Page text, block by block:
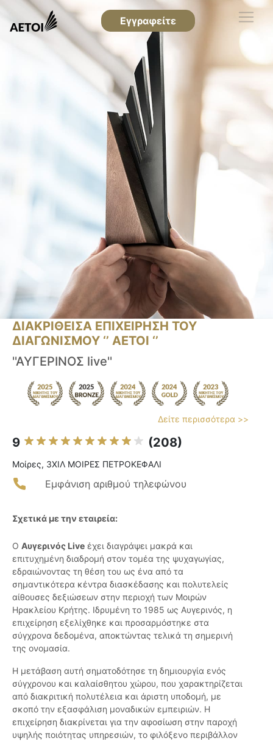
Εγγραφείτε
ΔΙΑΚΡΙΘΕΙΣΑ ΕΠΙΧΕΙΡΗΣΗ ΤΟΥ
ΔΙΑΓΩΝΙΣΜΟΥ ‘’ ΑΕΤΟΙ ‘’
''ΑΥΓΕΡΙΝΟΣ live''
Δείτε περισσότερα >>
9 (208)
Μοίρες, 3ΧΙΛ ΜΟΙΡΕΣ ΠΕΤΡΟΚΕΦΑΛΙ
Εμφάνιση αριθμού τηλεφώνου
Σχετικά με την εταιρεία:
Ο Αυγερινός Live έχει διαγράψει μακρά και
επιτυχημένη διαδρομή στον τομέα της ψυχαγωγίας,
εδραιώνοντας τη θέση του ως ένα από τα
σημαντικότερα κέντρα διασκέδασης και πολυτελείς
αίθουσες δεξιώσεων στην περιοχή των Μοιρών
Ηρακλείου Κρήτης. Ιδρυμένη το 1985 ως Αυγερινός, η
επιχείρηση εξελίχθηκε και προσαρμόστηκε στα
σύγχρονα δεδομένα, αποκτώντας τελικά τη σημερινή
της ονομασία.
Η μετάβαση αυτή σηματοδότησε τη δημιουργία ενός
σύγχρονου και καλαίσθητου χώρου, που χαρακτηρίζεται
από διακριτική πολυτέλεια και άριστη υποδομή, με
σκοπό την εξασφάλιση μοναδικών εμπειριών. Η
επιχείρηση διακρίνεται για την αφοσίωση στην παροχή
υψηλής ποιότητας υπηρεσιών, το φιλόξενο περιβάλλον